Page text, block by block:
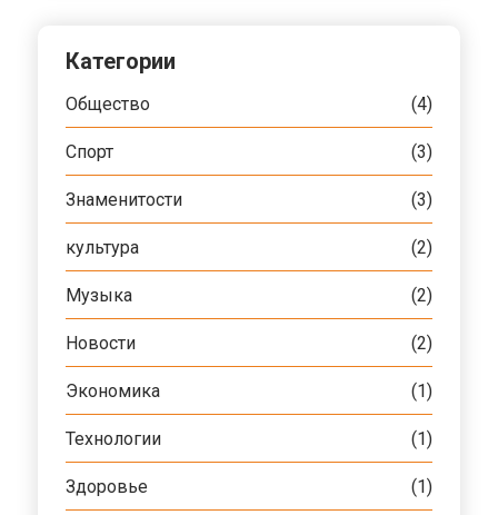
Категории
Общество (4)
Спорт (3)
Знаменитости (3)
культура (2)
Музыка (2)
Новости (2)
Экономика (1)
Технологии (1)
Здоровье (1)